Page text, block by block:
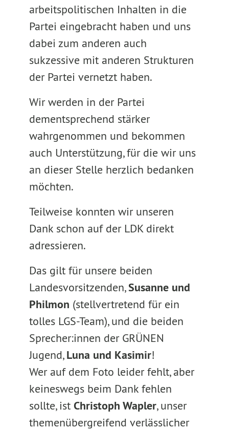
arbeitspolitischen Inhalten in die
Partei eingebracht haben und uns
dabei zum anderen auch
sukzessive mit anderen Strukturen
der Partei vernetzt haben.
Wir werden in der Partei
dementsprechend stärker
wahrgenommen und bekommen
auch Unterstützung, für die wir uns
an dieser Stelle herzlich bedanken
möchten.
Teilweise konnten wir unseren
Dank schon auf der LDK direkt
adressieren.
Das gilt für unsere beiden
Landesvorsitzenden,Susanne und
Philmon (stellvertretend für ein
tolles LGS-Team), und die beiden
Sprecher:innen der GRÜNEN
Jugend,Luna und Kasimir!
Wer auf dem Foto leider fehlt, aber
keineswegs beim Dank fehlen
sollte, ist Christoph Wapler, unser
themenübergreifend verlässlicher